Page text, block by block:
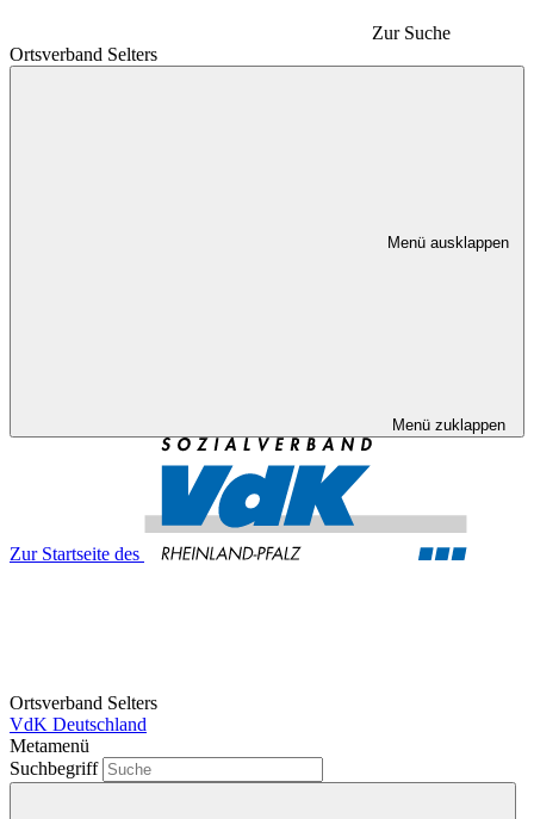
Zur Suche
Ortsverband Selters
Menü ausklappen
Menü zuklappen
Zur Startseite des
Ortsverband Selters
VdK Deutschland
Metamenü
Suchbegriff